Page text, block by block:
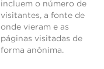
incluem o número de
visitantes, a fonte de
onde vieram e as
páginas visitadas de
forma anônima.